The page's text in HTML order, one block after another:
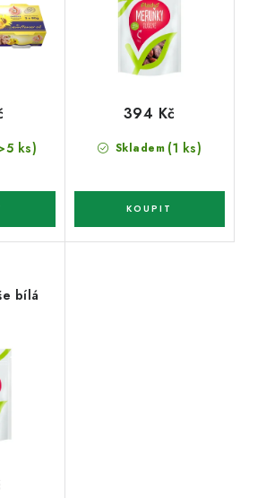
ks) Skladem (1 ks)
394 Kč
bílá